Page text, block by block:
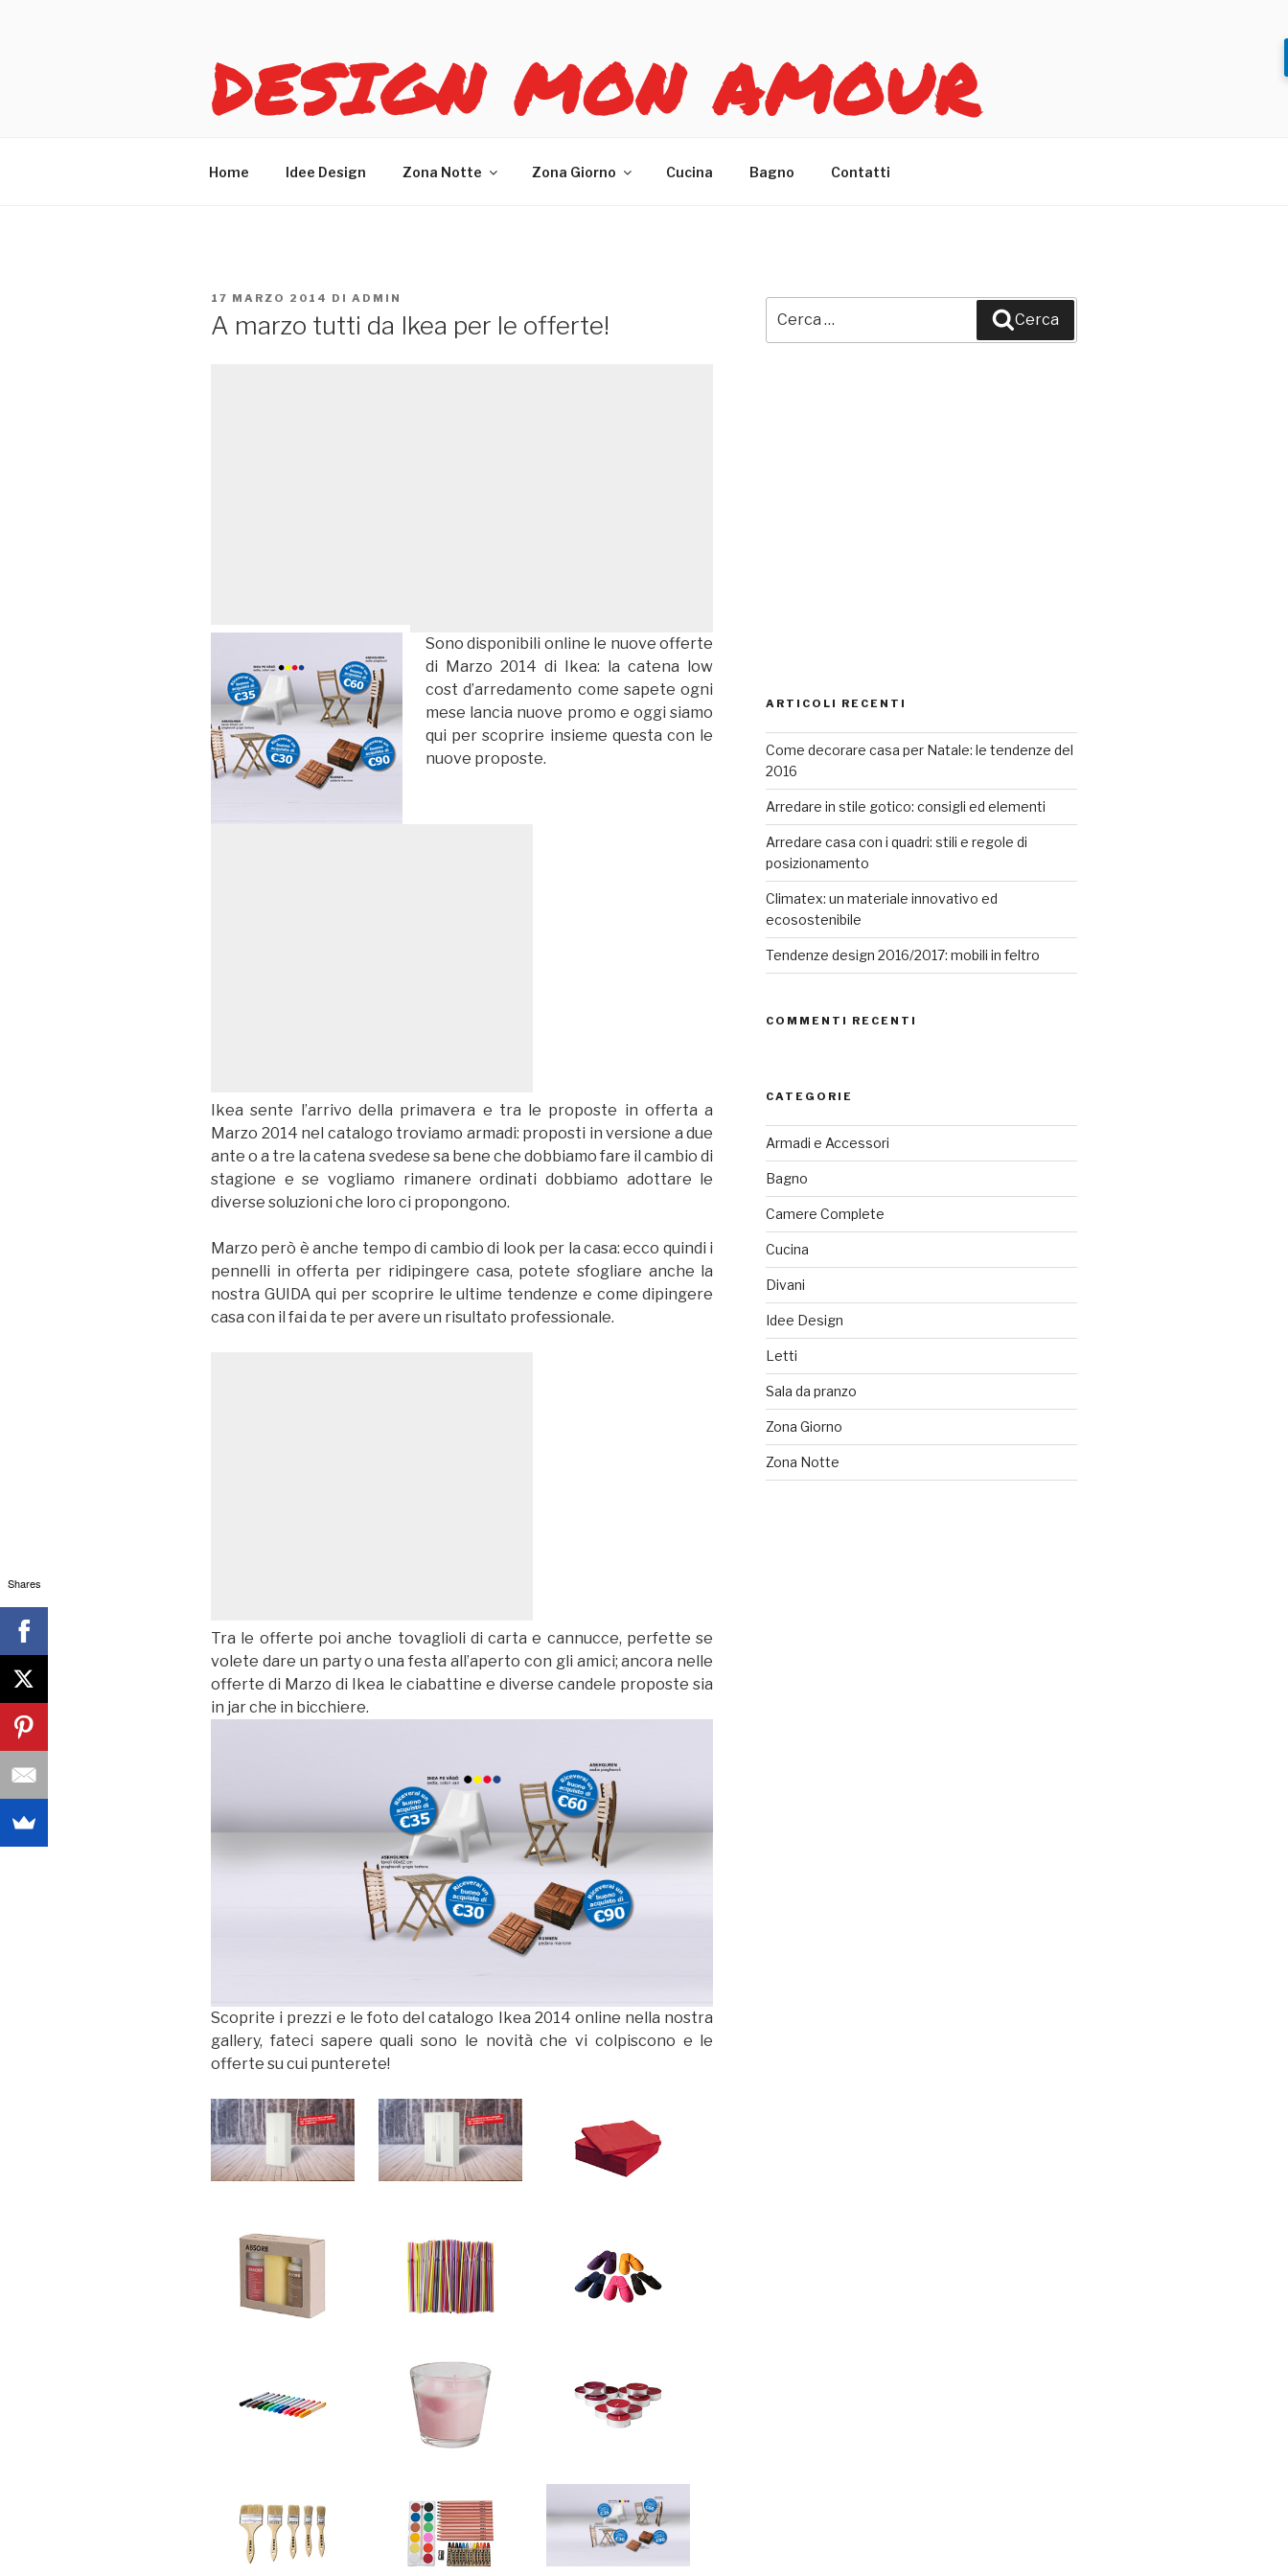
DESIGN MON AMOUR
Home Idee Design Zona Notte Zona Giorno Cucina Bagno Contatti
PUBBLICATO
IL
17 MARZO 2014 DI ADMIN
A marzo tutti da Ikea per le offerte!
Sono disponibili online le nuove offerte
di Marzo 2014 di Ikea: la catena low
cost d’arredamento come sapete ogni
mese lancia nuove promo e oggi siamo
qui per scoprire insieme questa con le
nuove proposte.
Ikea sente l’arrivo della primavera e tra le proposte in offerta a
Marzo 2014 nel catalogo troviamo armadi: proposti in versione a due
ante o a tre la catena svedese sa bene che dobbiamo fare il cambio di
stagione e se vogliamo rimanere ordinati dobbiamo adottare le
diverse soluzioni che loro ci propongono.
Marzo però è anche tempo di cambio di look per la casa: ecco quindi i
pennelli in offerta per ridipingere casa, potete sfogliare anche la
nostra GUIDA qui per scoprire le ultime tendenze e come dipingere
casa con il fai da te per avere un risultato professionale.
Tra le offerte poi anche tovaglioli di carta e cannucce, perfette se
volete dare un party o una festa all’aperto con gli amici; ancora nelle
offerte di Marzo di Ikea le ciabattine e diverse candele proposte sia
in jar che in bicchiere.
Scoprite i prezzi e le foto del catalogo Ikea 2014 online nella nostra
gallery, fateci sapere quali sono le novità che vi colpiscono e le
offerte su cui punterete!
Cerca
ARTICOLI RECENTI
Come decorare casa per Natale: le tendenze del
2016
Arredare in stile gotico: consigli ed elementi
Arredare casa con i quadri: stili e regole di
posizionamento
Climatex: un materiale innovativo ed
ecosostenibile
Tendenze design 2016/2017: mobili in feltro
COMMENTI RECENTI
CATEGORIE
Armadi e Accessori
Bagno
Camere Complete
Cucina
Divani
Idee Design
Letti
Sala da pranzo
Zona Giorno
Zona Notte
Shares